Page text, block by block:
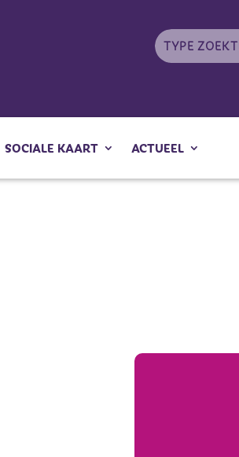
SOCIALE KAART ACTUEEL